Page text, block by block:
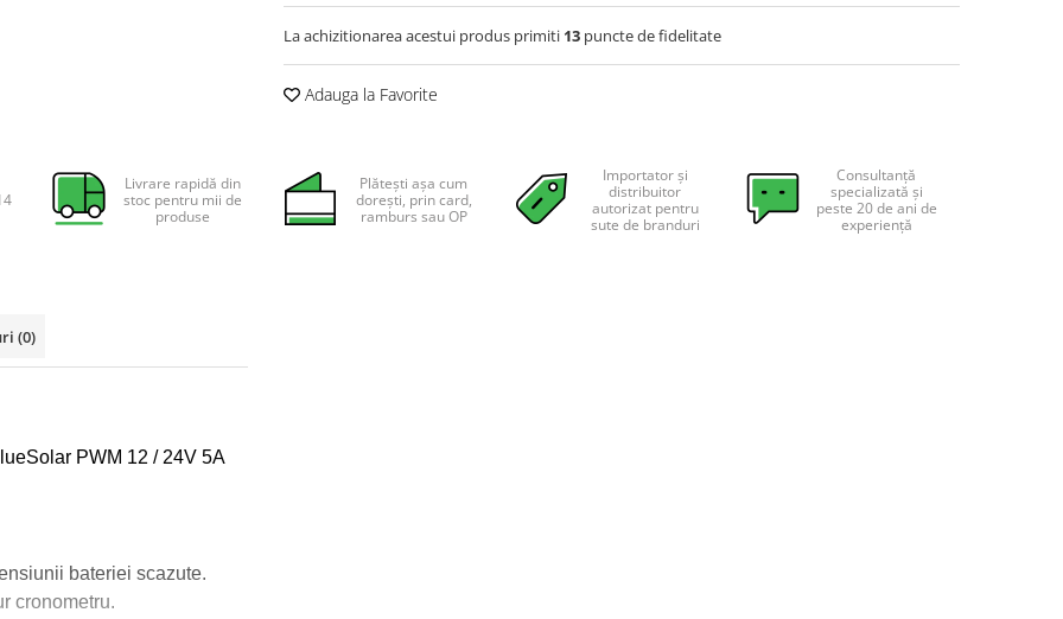
La achizitionarea acestui produs primiti 13 puncte de fidelitate
Adauga la Favorite
Livrare rapidă din
stoc pentru mii de
produse
Plătești așa cum
dorești, prin card,
ramburs sau OP
Importator și
distribuitor
autorizat pentru
sute de branduri
Consultanță
specializată și
peste 20 de ani de
experiență
(0)
PWM 12 / 24V 5A
bateriei scazute.
cronometru.